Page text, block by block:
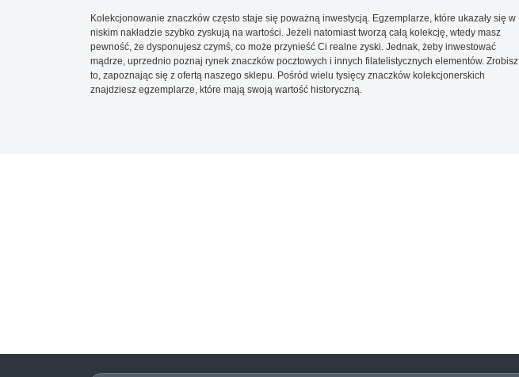
Kolekcjonowanie znaczków często staje się poważną inwestycją. Egzemplarze, które ukazały się w
niskim nakładzie szybko zyskują na wartości. Jeżeli natomiast tworzą całą kolekcję, wtedy masz
pewność, że dysponujesz czymś, co może przynieść Ci realne zyski. Jednak, żeby inwestować
mądrze, uprzednio poznaj rynek znaczków pocztowych i innych filatelistycznych elementów. Zrobisz
to, zapoznając się z ofertą naszego sklepu. Pośród wielu tysięcy znaczków kolekcjonerskich
znajdziesz egzemplarze, które mają swoją wartość historyczną.